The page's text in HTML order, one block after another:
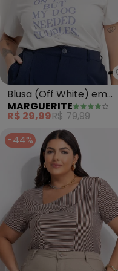
Blusa (Off White) em
Algodão
MARGUERITE
R$ 29,99R$ 79,99
-44%